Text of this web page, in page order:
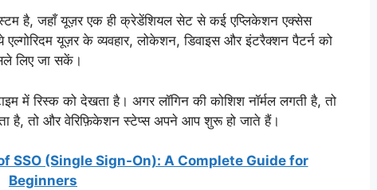
है, जहाँ यूज़र एक ही क्रेडेंशियल सेट से कई एप्लिकेशन एक्सेस
यूज़र के व्यवहार, लोकेशन, डिवाइस और इंटरैक्शन पैटर्न को
लिए जा सकें।
में रिस्क को देखता है। अगर लॉगिन की कोशिश नॉर्मल लगती है, तो
है, तो और वेरिफ़िकेशन स्टेप्स अपने आप शुरू हो जाते हैं।
SSO (Single Sign-On): A Complete Guide for
Beginners